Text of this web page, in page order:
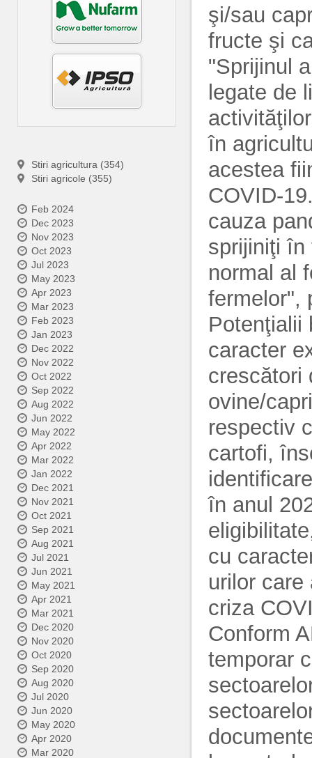
Stiri agricultura (354)
Stiri agricole (355)
Feb 2024
Dec 2023
Nov 2023
Oct 2023
Jul 2023
May 2023
Apr 2023
Mar 2023
Feb 2023
Jan 2023
Dec 2022
Nov 2022
Oct 2022
Sep 2022
Aug 2022
Jun 2022
May 2022
Apr 2022
Mar 2022
Jan 2022
Dec 2021
Nov 2021
Oct 2021
Sep 2021
Aug 2021
Jul 2021
Jun 2021
May 2021
Apr 2021
Mar 2021
Dec 2020
Nov 2020
Oct 2020
Sep 2020
Aug 2020
Jul 2020
Jun 2020
May 2020
Apr 2020
Mar 2020
şi/sau
fructe şi
"Sprijinul
legate de
în
acestea
COVID-
cauza
sprijiniţi în
normal al
fermelor",
Potenţialii
caracter
crescători
ovine/
respectiv
cartofi,
în anul
cu
urilor
criza
Conform
temporar